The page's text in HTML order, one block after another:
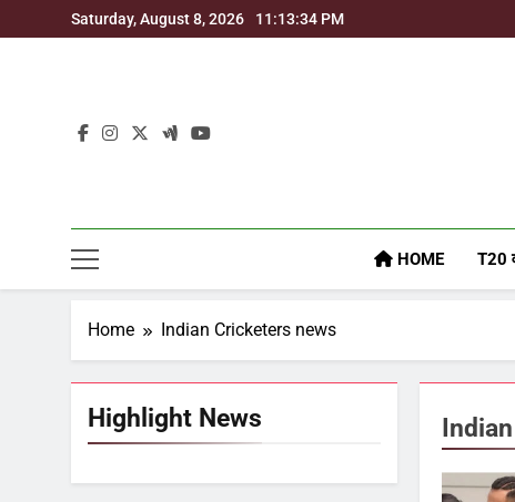
to
Saturday, August 8, 2026 11:13:34 PM
HOME T20
Home Indian Cricketers news
Highlight News